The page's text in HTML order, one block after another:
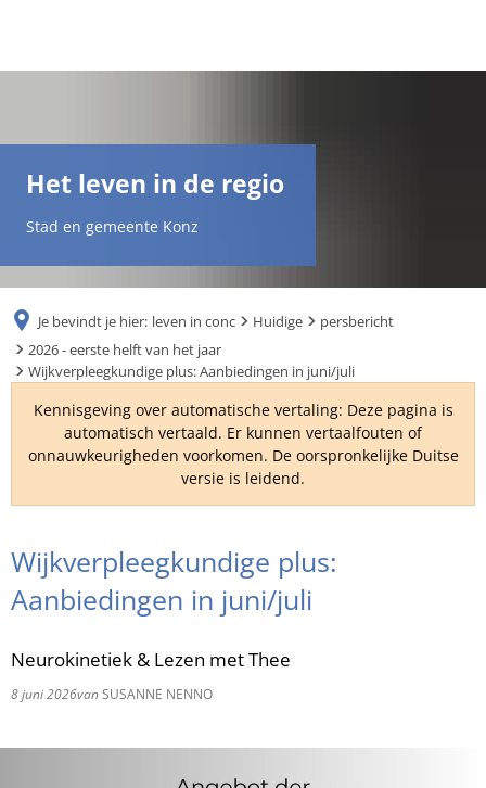
TR
UK
Het leven in de regio
Stad en gemeente Konz
Je bevindt je hier: leven in conc Huidige
persbericht
2026 - eerste helft van het jaar
Wijkverpleegkundige plus: Aanbiedingen in juni/juli
Kennisgeving over automatische vertaling: Deze pagina is
automatisch vertaald. Er kunnen vertaalfouten of
onnauwkeurigheden voorkomen. De oorspronkelijke Duitse
versie is leidend.
Wijkverpleegkundige plus:
Aanbiedingen in juni/juli
Neurokinetiek & Lezen met Thee
8 juni 2026vanSUSANNE NENNO